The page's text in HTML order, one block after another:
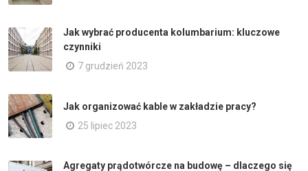
Jak wybrać producenta kolumbarium: kluczowe
czynniki
7 grudzień 2023
Jak organizować kable w zakładzie pracy?
25 lipiec 2023
Agregaty prądotwórcze na budowę – dlaczego się